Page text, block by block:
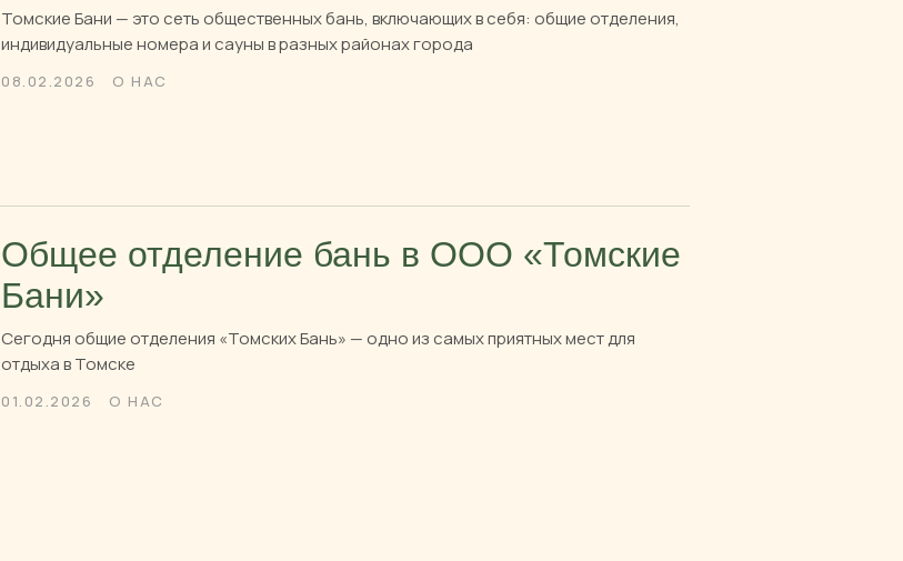
Томские Бани — это сеть общественных бань, включающих в себя: общие отделения,
индивидуальные номера и сауны в разных районах города
08.02.2026 О НАС
Общее отделение бань в ООО «Томские
Бани»
Сегодня общие отделения «Томских Бань» — одно из самых приятных мест для
отдыха в Томске
01.02.2026 О НАС